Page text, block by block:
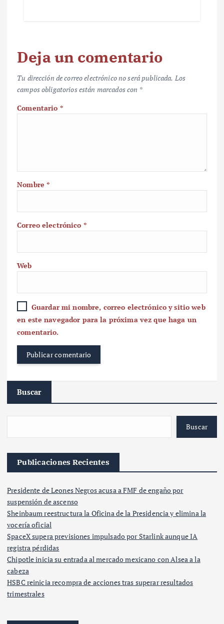
Deja un comentario
Tu dirección de correo electrónico no será publicada. Los
campos obligatorios están marcados con *
Comentario *
Nombre*
Correo electrónico *
Web
Guardar mi nombre, correo electrónico y sitio web
en este navegador para la próxima vez que haga un
comentario.
Buscar
Buscar
Publicaciones Recientes
Presidente de Leones Negros acusa a FMF de engaño por
suspensión de ascenso
Sheinbaum reestructura la Oficina de la Presidencia y elimina la
vocería oficial
SpaceX supera previsiones impulsado por Starlink aunque IA
registra pérdidas
Chipotle inicia su entrada al mercado mexicano con Alsea a la
cabeza
HSBC reinicia recompra de acciones tras superar resultados
trimestrales